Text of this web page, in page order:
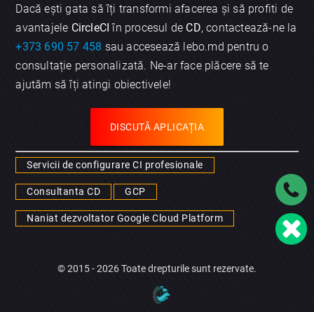
Dacă ești gata să îți transformi afacerea și să profiti de
avantajele CircleCI în procesul de CD, contactează-ne la
+373 690 57 458 sau accesează lebo.md pentru o
consultație personalizată. Ne-ar face plăcere să te
ajutăm să îți atingi obiectivele!
DISCUTĂ APLICAȚIA
Servicii de configurare CI profesionale
Consultanta CD GCP
Naniat dezvoltator Google Cloud Platform
© 2015 - 2026 Toate drepturile sunt rezervate.